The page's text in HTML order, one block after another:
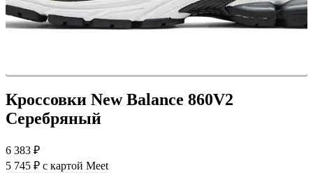
Кроссовки New Balance 860V2
Серебряный
6 383 ₽
5 745 ₽ с картой Meet